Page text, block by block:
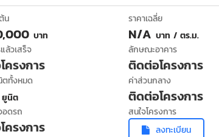
น
บาท
ราคาเฉลี่ย
N/A บาท / ตร.ม.
ล้วเสร็จ
ครงการ
ลักษณะอาคาร
ติดต่อโครงการ
ตทั้งหมด
ยูนิต
ค่าส่วนกลาง
ติดต่อโครงการ
อดรถ
ครงการ
สนใจโครงการ
ลงทะเบียน